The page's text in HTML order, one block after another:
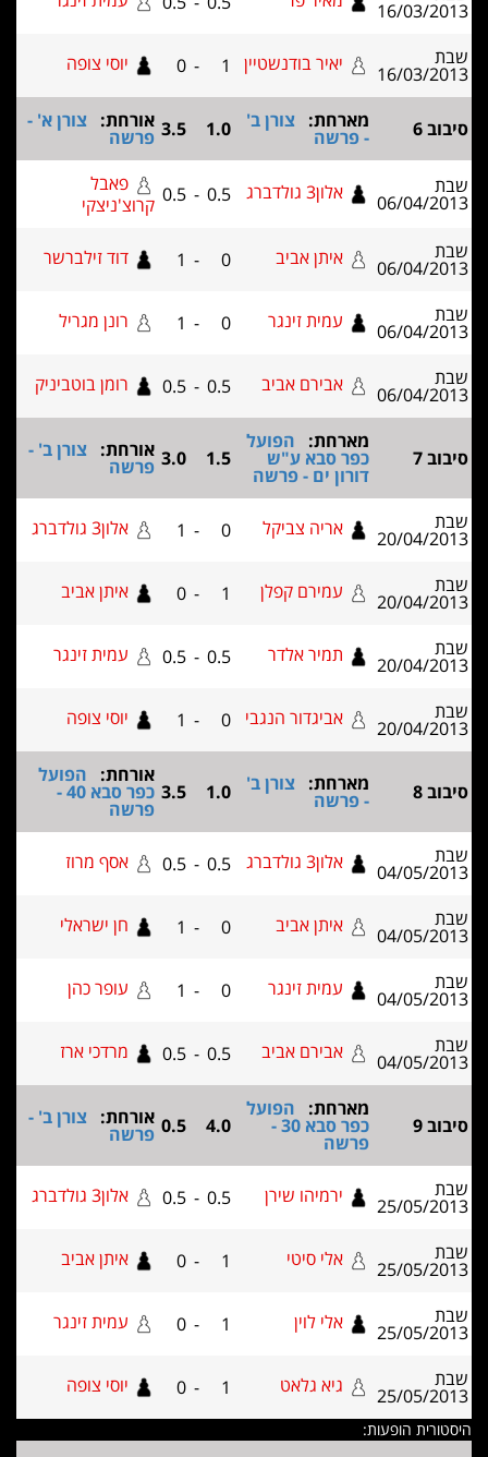
16/
16/ יאיר בודנשטיין 1
-
0 יוסי צופה
מארחת:צורן ב'
- פרשה 1.0
3.5 אורחת:צורן א' -
פרשה
06/ אלון3 גולדברג 0.5
-
0.5
פאבל
קרוצ'ניצקי
06/ איתן אביב 0 דוד זילברשר
06/ עמית זינגר 0 רונן מגריל
06/ אבירם אביב 0.5
0.5 רומן בוטביניק
מארחת:הפועל
כפר סבא ע"ש
דורון ים - פרשה
1.5
3.0 אורחת:צורן ב' -
פרשה
20/ אריה צביקל 0 אלון3 גולדברג
20/ עמירם קפלן 1 איתן אביב
20/ תמיר אלדר 0.5
0.5 עמית זינגר
20/ אביגדור הנגבי 0
- יוסי צופה
מארחת:צורן ב'
- פרשה 1.0
3.5
אורחת:הפועל
כפר סבא 40 -
04/ אלון3 גולדברג 0.5
-
0.5 אסף מרוז
04/ איתן אביב 0 חן ישראלי
04/ עמית זינגר 0 עופר כהן
04/ אבירם אביב 0.5
0.5 מרדכי ארז
מארחת:הפועל
כפר סבא 30 - 4.0
0.5 אורחת:צורן ב' -
פרשה
25/ ירמיהו שירן 0.5
0.5 אלון3 גולדברג
25/ אלי סיטי 1 איתן אביב
25/ אלי לוין עמית זינגר
25/ גיא גלאט 1 יוסי צופה
הופעות: